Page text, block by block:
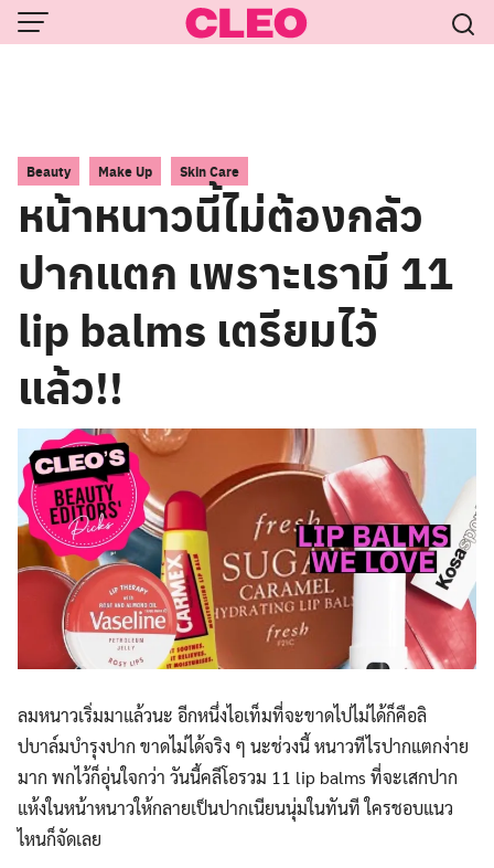
Skip
to
Beauty Make Up Skin Care
หน้าหนาวนี้ไม่ต้องกลัว
ปากแตก เพราะเรามี 11
lip balms เตรียมไว้
แล้ว!!
ลมหนาวเริ่มมาแล้วนะ อีกหนึ่งไอเท็มที่จะขาดไปไม่ได้ก็คือลิ
ปบาล์มบำรุงปาก ขาดไม่ได้จริง ๆ นะช่วงนี้ หนาวทีไรปากแตกง่าย
มาก พกไว้ก็อุ่นใจกว่า วันนี้คลีโอรวม 11 lip balms ที่จะเสกปาก
แห้งในหน้าหนาวให้กลายเป็นปากเนียนนุ่มในทันที ใครชอบแนว
ไหนก็จัดเลย